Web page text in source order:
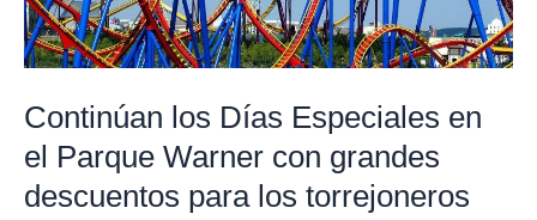
Continúan los Días Especiales en
el Parque Warner con grandes
descuentos para los torrejoneros
con
grandes
para
los
torrejoneros